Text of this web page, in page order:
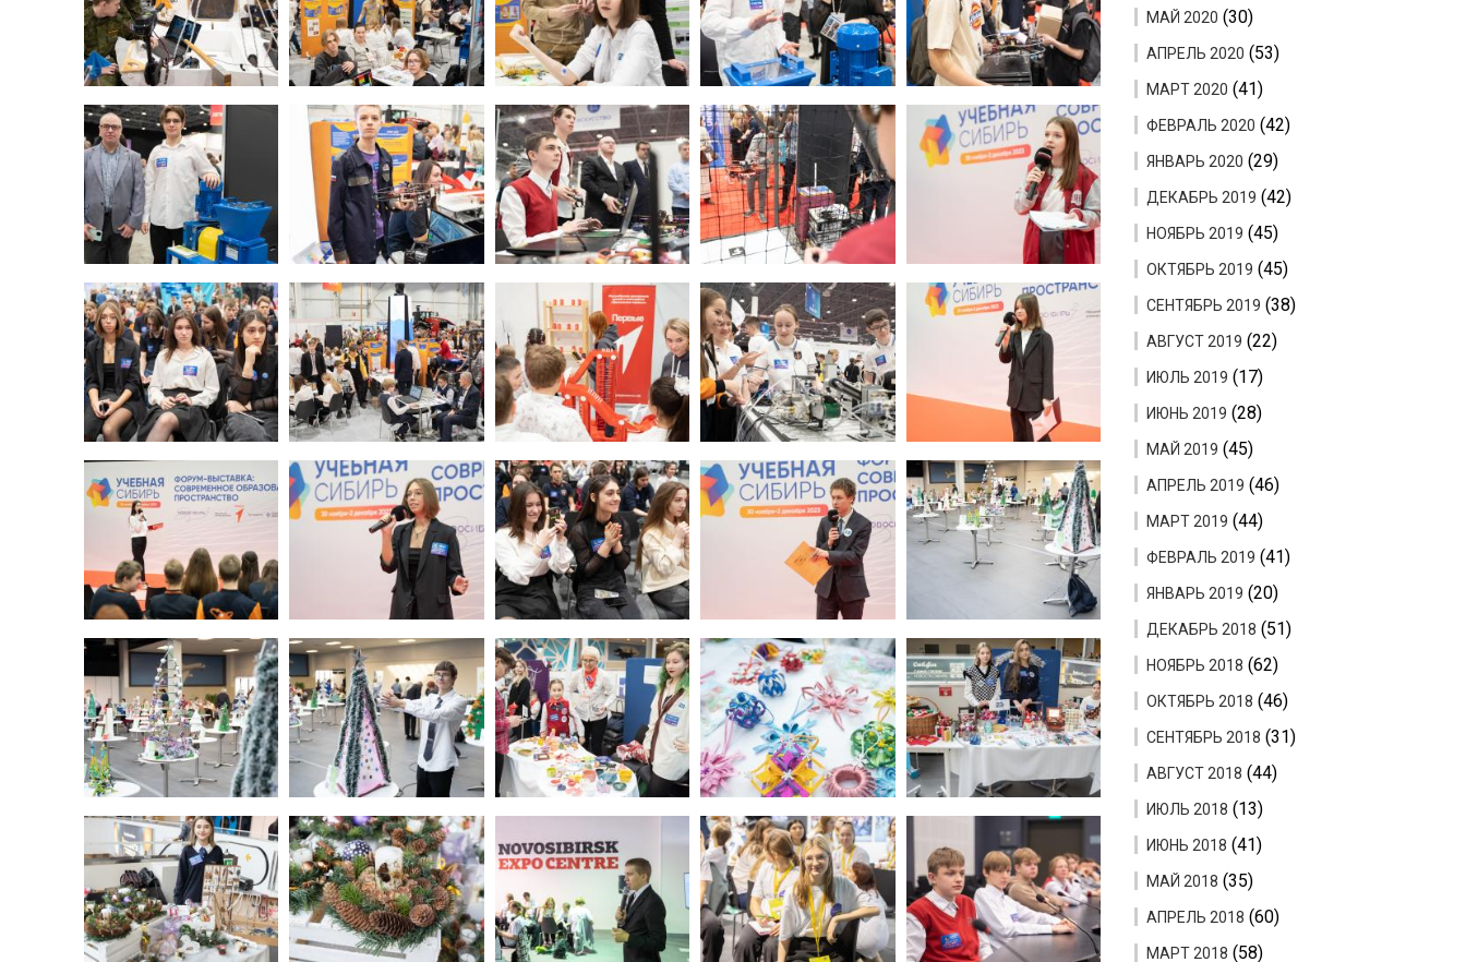
МАЙ 2020 (30)
АПРЕЛЬ 2020 (53)
МАРТ 2020 (41)
ФЕВРАЛЬ 2020 (42)
ЯНВАРЬ 2020 (29)
ДЕКАБРЬ 2019 (42)
НОЯБРЬ 2019 (45)
ОКТЯБРЬ 2019 (45)
СЕНТЯБРЬ 2019 (38)
АВГУСТ 2019 (22)
ИЮЛЬ 2019 (17)
ИЮНЬ 2019 (28)
МАЙ 2019 (45)
АПРЕЛЬ 2019 (46)
МАРТ 2019 (44)
ФЕВРАЛЬ 2019 (41)
ЯНВАРЬ 2019 (20)
ДЕКАБРЬ 2018 (51)
НОЯБРЬ 2018 (62)
ОКТЯБРЬ 2018 (46)
СЕНТЯБРЬ 2018 (31)
АВГУСТ 2018 (44)
ИЮЛЬ 2018 (13)
ИЮНЬ 2018 (41)
МАЙ 2018 (35)
АПРЕЛЬ 2018 (60)
МАРТ 2018 (58)